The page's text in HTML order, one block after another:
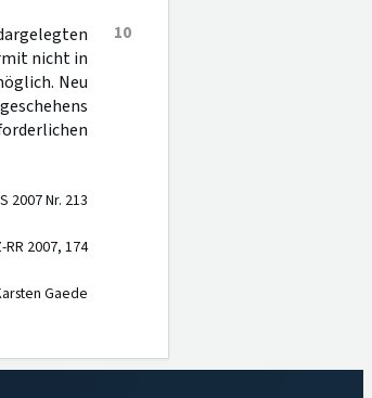
10
nicht in
Neu
2007 Nr. 213
RR 2007, 174
Gaede